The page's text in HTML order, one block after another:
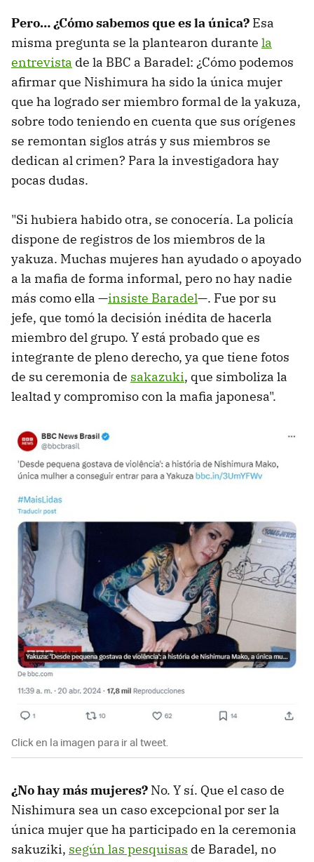
Pero… ¿Cómo sabemos que es la única? Esa
misma pregunta se la plantearon durante la
entrevista de la BBC a Baradel: ¿Cómo podemos
afirmar que Nishimura ha sido la única mujer
que ha logrado ser miembro formal de la yakuza,
sobre todo teniendo en cuenta que sus orígenes
se remontan siglos atrás y sus miembros se
dedican al crimen? Para la investigadora hay
pocas dudas.
"Si hubiera habido otra, se conocería. La policía
dispone de registros de los miembros de la
yakuza. Muchas mujeres han ayudado o apoyado
a la mafia de forma informal, pero no hay nadie
más como ella —insiste Baradel—. Fue por su
jefe, que tomó la decisión inédita de hacerla
miembro del grupo. Y está probado que es
integrante de pleno derecho, ya que tiene fotos
de su ceremonia de sakazuki, que simboliza la
lealtad y compromiso con la mafia japonesa".
Click en la imagen para ir al tweet.
¿No hay más mujeres? No. Y sí. Que el caso de
Nishimura sea un caso excepcional por ser la
única mujer que ha participado en la ceremonia
sakuziki, según las pesquisas de Baradel, no